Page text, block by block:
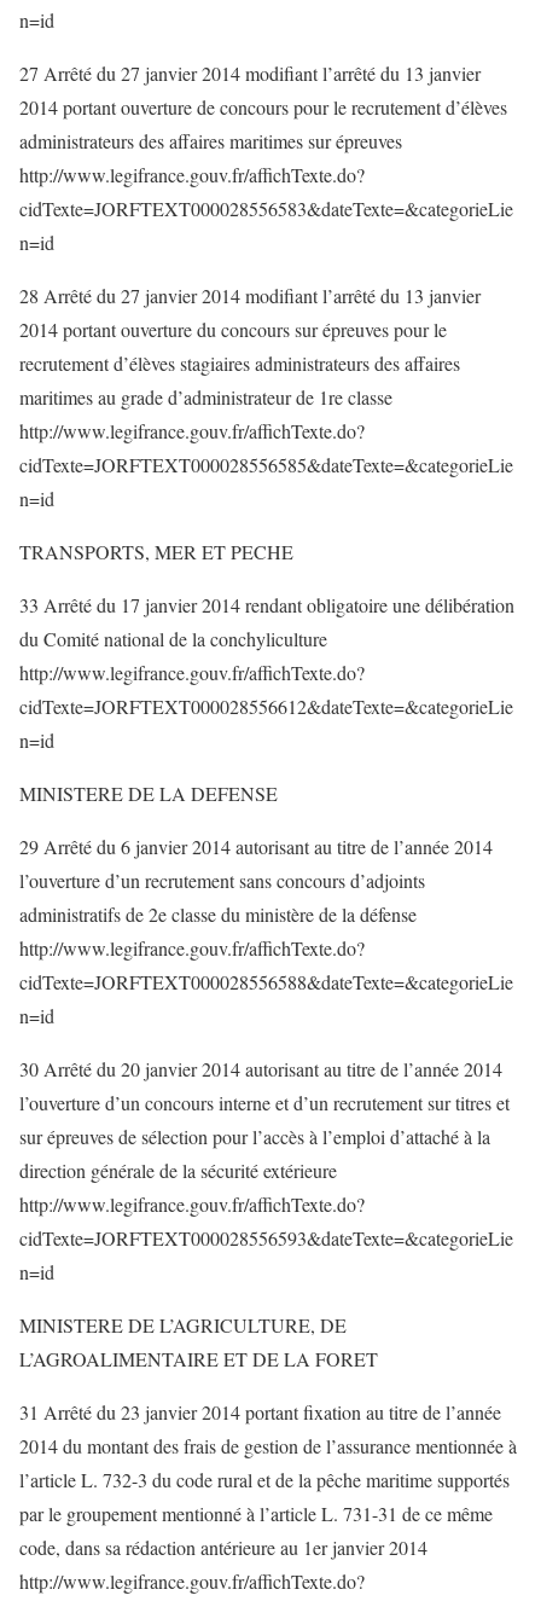
n=id
27 Arrêté du 27 janvier 2014 modifiant l’arrêté du 13 janvier
2014 portant ouverture de concours pour le recrutement d’élèves
administrateurs des affaires maritimes sur épreuves
http://www.legifrance.gouv.fr/affichTexte.do?
cidTexte=JORFTEXT000028556583&dateTexte=&categorieLie
n=id
28 Arrêté du 27 janvier 2014 modifiant l’arrêté du 13 janvier
2014 portant ouverture du concours sur épreuves pour le
recrutement d’élèves stagiaires administrateurs des affaires
maritimes au grade d’administrateur de 1re classe
http://www.legifrance.gouv.fr/affichTexte.do?
cidTexte=JORFTEXT000028556585&dateTexte=&categorieLie
n=id
TRANSPORTS, MER ET PECHE
33 Arrêté du 17 janvier 2014 rendant obligatoire une délibération
du Comité national de la conchyliculture
http://www.legifrance.gouv.fr/affichTexte.do?
cidTexte=JORFTEXT000028556612&dateTexte=&categorieLie
n=id
MINISTERE DE LA DEFENSE
29 Arrêté du 6 janvier 2014 autorisant au titre de l’année 2014
l’ouverture d’un recrutement sans concours d’adjoints
administratifs de 2e classe du ministère de la défense
http://www.legifrance.gouv.fr/affichTexte.do?
cidTexte=JORFTEXT000028556588&dateTexte=&categorieLie
n=id
30 Arrêté du 20 janvier 2014 autorisant au titre de l’année 2014
l’ouverture d’un concours interne et d’un recrutement sur titres et
sur épreuves de sélection pour l’accès à l’emploi d’attaché à la
direction générale de la sécurité extérieure
http://www.legifrance.gouv.fr/affichTexte.do?
cidTexte=JORFTEXT000028556593&dateTexte=&categorieLie
n=id
MINISTERE DE L’AGRICULTURE, DE
L’AGROALIMENTAIRE ET DE LA FORET
31 Arrêté du 23 janvier 2014 portant fixation au titre de l’année
2014 du montant des frais de gestion de l’assurance mentionnée à
l’article L. 732-3 du code rural et de la pêche maritime supportés
par le groupement mentionné à l’article L. 731-31 de ce même
code, dans sa rédaction antérieure au 1er janvier 2014
http://www.legifrance.gouv.fr/affichTexte.do?